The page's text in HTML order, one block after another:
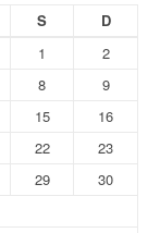
S D
1
2
8
9
15
16
22
23
29
30